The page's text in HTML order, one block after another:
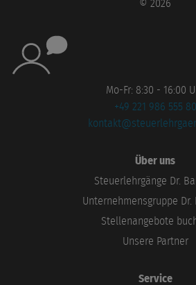
© 2026
Mo-Fr: 8:30 - 16:00
+49 221 986 555 80
Über uns
Steuerlehrgänge Dr.
Unternehmensgruppe Dr.
Stellenangebote
Unsere Partner
Service